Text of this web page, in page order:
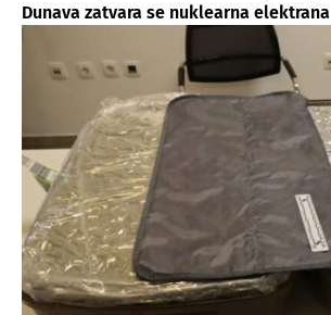
Dunava zatvara se nuklearna elektrana